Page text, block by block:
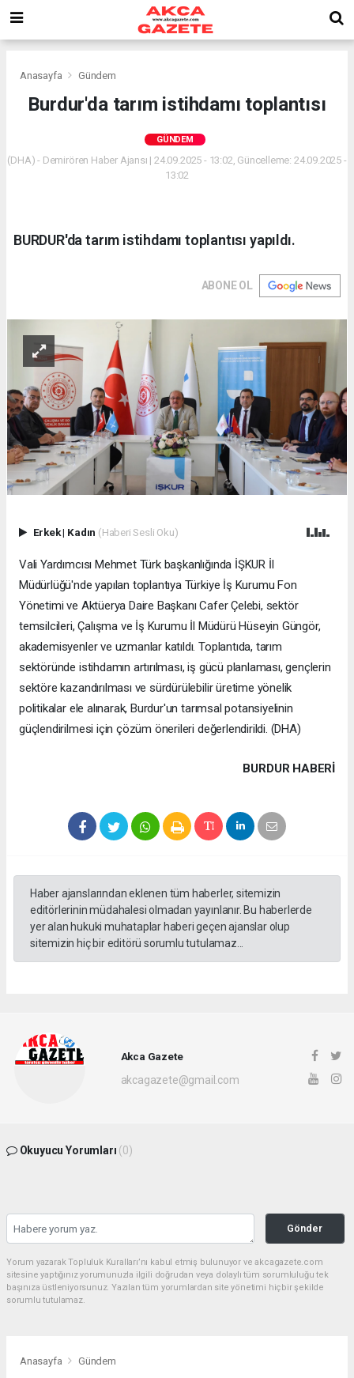
Anasayfa Gündem
Burdur'da tarım istihdamı toplantısı
GÜNDEM
(DHA) - Demirören Haber Ajansı | 24.09.2025 - 13:02, Güncelleme: 24.09.2025 -
13:02
BURDUR'da tarım istihdamı toplantısı yapıldı.
ABONE OL
Erkek| Kadın (Haberi Sesli Oku)
Vali Yardımcısı Mehmet Türk başkanlığında İŞKUR İl
Müdürlüğü'nde yapılan toplantıya Türkiye İş Kurumu Fon
Yönetimi ve Aktüerya Daire Başkanı Cafer Çelebi, sektör
temsilcileri, Çalışma ve İş Kurumu İl Müdürü Hüseyin Güngör,
akademisyenler ve uzmanlar katıldı. Toplantıda, tarım
sektöründe istihdamın artırılması, iş gücü planlaması, gençlerin
sektöre kazandırılması ve sürdürülebilir üretime yönelik
politikalar ele alınarak, Burdur'un tarımsal potansiyelinin
güçlendirilmesi için çözüm önerileri değerlendirildi. (DHA)
BURDUR HABERİ
Haber ajanslarından eklenen tüm haberler, sitemizin
editörlerinin müdahalesi olmadan yayınlanır. Bu haberlerde
yer alan hukuki muhataplar haberi geçen ajanslar olup
sitemizin hiç bir editörü sorumlu tutulamaz...
Akca Gazete
akcagazete@gmail.com
Okuyucu Yorumları (0)
Gönder
Yorum yazarak Topluluk Kuralları’nı kabul etmiş bulunuyor ve akcagazete.com
sitesine yaptığınız yorumunuzla ilgili doğrudan veya dolaylı tüm sorumluluğu tek
başınıza üstleniyorsunuz. Yazılan tüm yorumlardan site yönetimi hiçbir şekilde
sorumlu tutulamaz.
Anasayfa Gündem